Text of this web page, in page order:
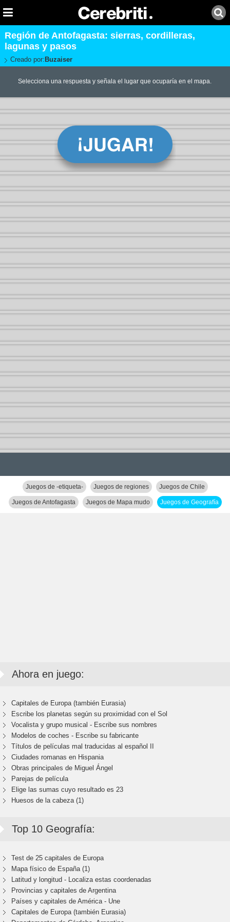
Región de Antofagasta: sierras, cordilleras,
lagunas y pasos
Creado por: Buzaiser
Selecciona una respuesta y señala el lugar que ocuparía en el mapa.
Juegos de -etiqueta- Juegos de regiones Juegos de Chile
Juegos de Antofagasta Juegos de Mapa mudo Juegos de Geografía
Ahora en juego:
Capitales de Europa (también Eurasia)
Escribe los planetas según su proximidad con el Sol
Vocalista y grupo musical - Escribe sus nombres
Modelos de coches - Escribe su fabricante
Títulos de películas mal traducidas al español II
Ciudades romanas en Hispania
Obras principales de Miguel Ángel
Parejas de película
Elige las sumas cuyo resultado es 23
Huesos de la cabeza (1)
Top 10 Geografía:
Test de 25 capitales de Europa
Mapa físico de España (1)
Latitud y longitud - Localiza estas coordenadas
Provincias y capitales de Argentina
Países y capitales de América - Une
Capitales de Europa (también Eurasia)